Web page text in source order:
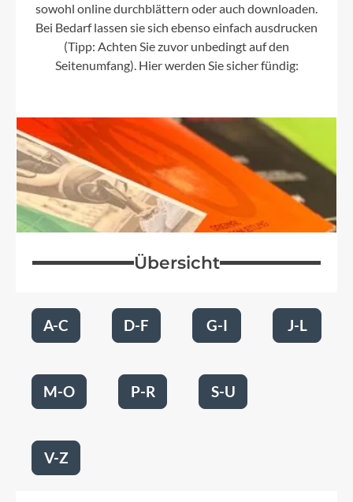
sowohl online durchblättern oder auch downloaden.
Bei Bedarf lassen sie sich ebenso einfach ausdrucken
(Tipp: Achten Sie zuvor unbedingt auf den
Seitenumfang). Hier werden Sie sicher fündig:
Übersicht
A-C D-F G-I J-L
M-O P-R S-U
V-Z